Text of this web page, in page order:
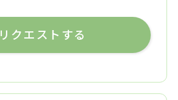
リクエストする